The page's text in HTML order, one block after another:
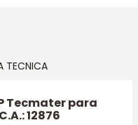
TECNICA
Tecmater para
12876